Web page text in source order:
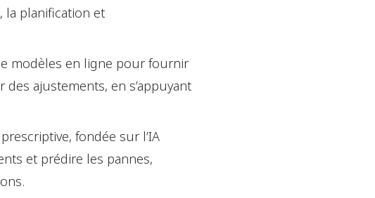
la planification et
modèles en ligne pour fournir
ajustements, en s’appuyant
fondée sur l’IA
et prédire les pannes,